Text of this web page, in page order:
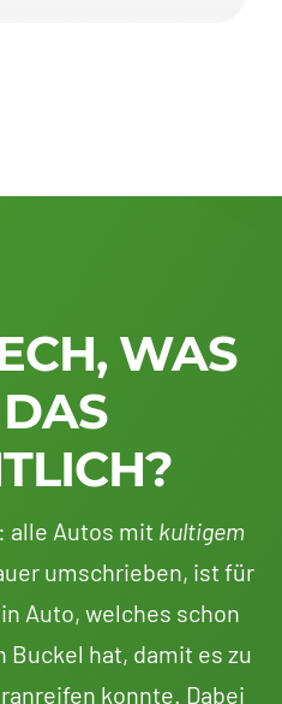
WAS
alle Autos mit kultigem
umschrieben, ist für
Auto, welches schon
Buckel hat, damit es zu
konnte. Dabei